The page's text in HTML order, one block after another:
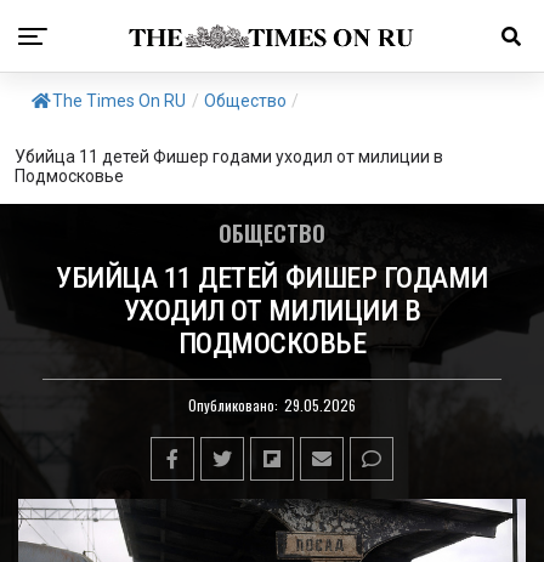
The Times On RU / Общество /
Убийца 11 детей Фишер годами уходил от милиции в
Подмосковье
ОБЩЕСТВО
УБИЙЦА 11 ДЕТЕЙ ФИШЕР ГОДАМИ
УХОДИЛ ОТ МИЛИЦИИ В
ПОДМОСКОВЬЕ
Опубликовано: 29.05.2026